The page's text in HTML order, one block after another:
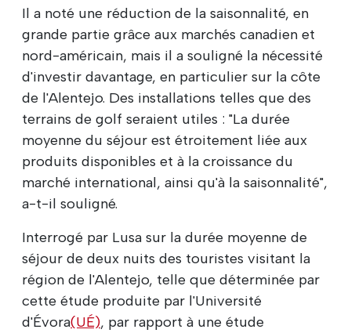
Il a noté une réduction de la saisonnalité, en
grande partie grâce aux marchés canadien et
nord-américain, mais il a souligné la nécessité
d'investir davantage, en particulier sur la côte
de l'Alentejo. Des installations telles que des
terrains de golf seraient utiles : "La durée
moyenne du séjour est étroitement liée aux
produits disponibles et à la croissance du
marché international, ainsi qu'à la saisonnalité",
a-t-il souligné.
Interrogé par Lusa sur la durée moyenne de
séjour de deux nuits des touristes visitant la
région de l'Alentejo, telle que déterminée par
cette étude produite par l'Université
d'Évora(UÉ), par rapport à une étude